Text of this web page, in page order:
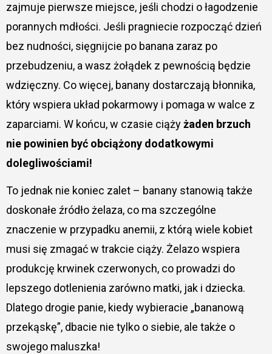
zajmuje pierwsze miejsce, jeśli chodzi o łagodzenie
porannych mdłości. Jeśli pragniecie rozpocząć dzień
bez nudności, sięgnijcie po banana zaraz po
przebudzeniu, a wasz żołądek z pewnością będzie
wdzięczny. Co więcej, banany dostarczają błonnika,
który wspiera układ pokarmowy i pomaga w walce z
zaparciami. W końcu, w czasie ciążyżaden brzuch
nie powinien być obciążony dodatkowymi
dolegliwościami!
To jednak nie koniec zalet – banany stanowią także
doskonałe źródło żelaza, co ma szczególne
znaczenie w przypadku anemii, z którą wiele kobiet
musi się zmagać w trakcie ciąży. Żelazo wspiera
produkcję krwinek czerwonych, co prowadzi do
lepszego dotlenienia zarówno matki, jak i dziecka.
Dlatego drogie panie, kiedy wybieracie „bananową
przekąskę”, dbacie nie tylko o siebie, ale także o
swojego maluszka!